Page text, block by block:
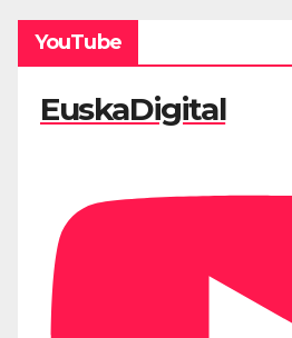
YouTube
EuskaDigital